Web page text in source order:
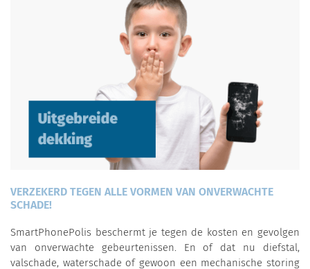
VERZEKERD TEGEN ALLE VORMEN VAN ONVERWACHTE
SCHADE!
SmartPhonePolis beschermt je tegen de kosten en gevolgen
van onverwachte gebeurtenissen. En of dat nu diefstal,
valschade, waterschade of gewoon een mechanische storing